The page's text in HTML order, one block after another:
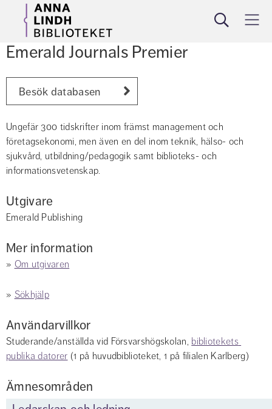
Sök Meny
Emerald Journals Premier
Besök databasen
Ungefär 300 tidskrifter inom främst management och
företagsekonomi, men även en del inom teknik, hälso- och
sjukvård, utbildning/pedagogik samt biblioteks- och
informationsvetenskap.
Utgivare
Emerald Publishing
Mer information
» Om utgivaren
» Sökhjälp
Användarvillkor
Studerande/anställda vid Försvarshögskolan, bibliotekets
publika datorer (1 på huvudbiblioteket, 1 på filialen Karlberg)
Ämnesområden